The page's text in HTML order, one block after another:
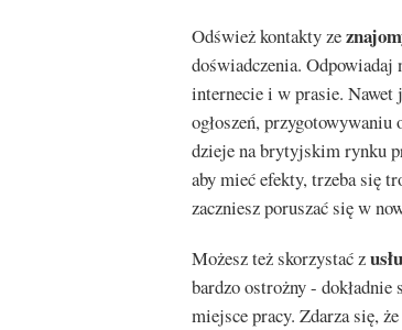
Odśwież kontakty ze
doświadczenia.
internecie i w prasie.
ogłoszeń,
dzieje na brytyjskim rynku
aby mieć efekty, trzeba się
zaczniesz poruszać się w
Możesz też skorzystać z
bardzo ostrożny -
miejsce pracy. Zdarza się,